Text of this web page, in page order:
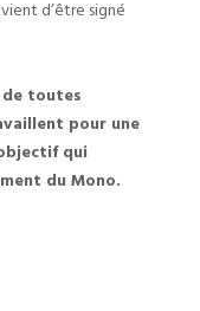
d’être signé
toutes
pour une
qui
du Mono.